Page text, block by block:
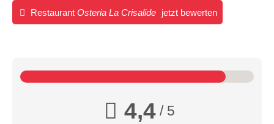
Restaurant Osteria La Crisalide jetzt bewerten
4,4/ 5